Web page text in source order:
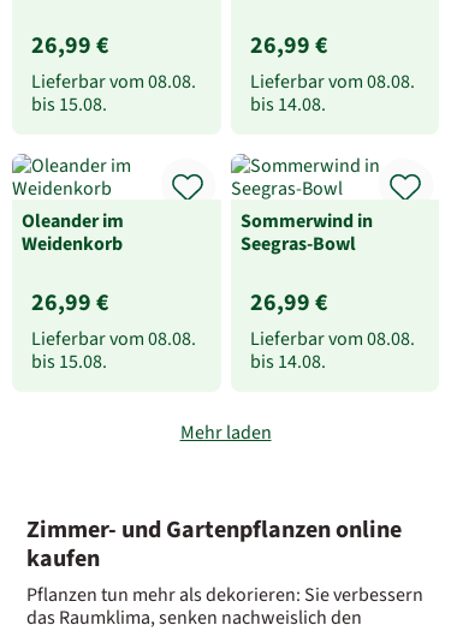
26,99 €
Lieferbar vom08.08.
bis 15.08.
26,99 €
Lieferbar vom08.08.
bis 14.08.
Oleander im
Weidenkorb
26,99 €
Lieferbar vom08.08.
bis 15.08.
Sommerwind in
Seegras-Bowl
26,99 €
Lieferbar vom08.08.
bis 14.08.
Mehr laden
Zimmer- und Gartenpflanzen online
kaufen
Pflanzen tun mehr als dekorieren: Sie verbessern
das Raumklima, senken nachweislich den